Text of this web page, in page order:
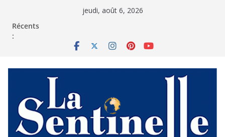
jeudi, août 6, 2026
Récents
: